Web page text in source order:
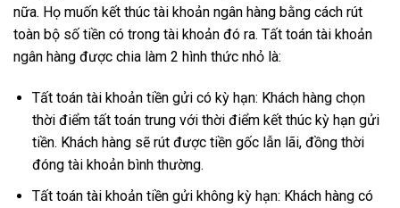
nữa. Họ muốn kết thúc tài khoản ngân hàng bằng cách rút
toàn bộ số tiền có trong tài khoản đó ra. Tất toán tài khoản
ngân hàng được chia làm 2 hình thức nhỏ là:
Tất toán tài khoản tiền gửi có kỳ hạn: Khách hàng chọn
thời điểm tất toán trung với thời điểm kết thúc kỳ hạn gửi
tiền. Khách hàng sẽ rút được tiền gốc lẫn lãi, đồng thời
đóng tài khoản bình thường.
Tất toán tài khoản tiền gửi không kỳ hạn: Khách hàng có